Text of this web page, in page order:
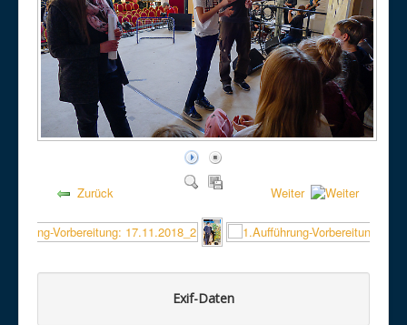
Zurück Weiter
Exif-Daten